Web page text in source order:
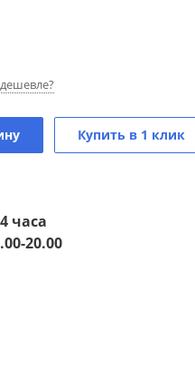
Купить в 1 клик
часа
20.00